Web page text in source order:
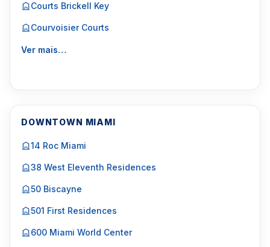
Courts Brickell Key
Courvoisier Courts
Ver mais…
DOWNTOWN MIAMI
14 Roc Miami
38 West Eleventh Residences
50 Biscayne
501 First Residences
600 Miami World Center